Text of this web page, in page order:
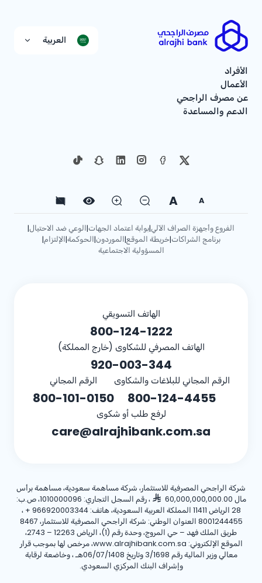
العربية
الأفراد
الأعمال
عن مصرف الراجحي
الدعم والمساعدة
A
A
الفروع وأجهزة الصراف الآلي|بوابة اعتماد الجهات|الوعي ضد الاحتيال|
برنامج الشراكات|خريطة الموقع|الموردون|الحوكمة|الإلتزام|
المسؤولية الاجتماعية
الهاتف التسويقي
800-124-1222
الهاتف المصرفي للشكاوى (خارج المملكة)
920-003-344
الرقم المجاني للبلاغات والشكاوى
800-124-4455
الرقم المجاني
800-101-0150
لرفع طلب أو شكوى
care@alrajhibank.com.sa
شركة الراجحي المصرفية للاستثمار، شركة مساهمة سعودية، مساهمة برأس
مال 60,000,000,000.00
، رقم السجل التجاري: 1010000096، ص.ب:
28 الرياض 11411 المملكة العربية السعودية، هاتف:
+ 966920003344 ،
8001244455 العنوان الوطني: شركة الراجحي المصرفية للاستثمار، 8467
طريق الملك فهد – حي المروج، وحدة رقم (1)، الرياض 12263 – 2743،
الموقع الإلكتروني: www.alrajhibank.com.sa، مرخص لها بموجب قرار
معالي وزير المالية رقم 3/1698 وتاريخ 06/07/1408هـ ، وخاضعة لرقابة
وإشراف البنك المركزي السعودي.